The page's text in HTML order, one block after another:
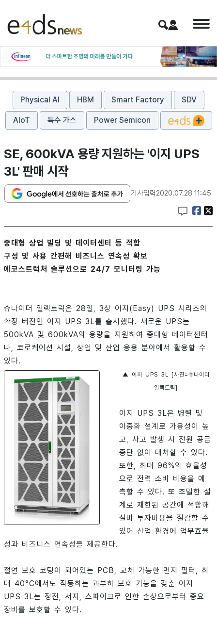
Physical AI HBM Smart Factory SDV
AIoT 특수 가스 Power Semicon
SE, 600kVA 용량 지원하는 '이지 UPS
3L' 판매 시작
기사입력2020.07.28 11:45
중대형 상업 빌딩 및 데이터센터 등 적합
구성 및 사용 간편해 비즈니스 연속성 확보
에코스트럭처 솔루션으로 24/7 모니터링 가능
슈나이더 일렉트릭은 28일, 3상 이지(Easy) UPS 시리즈의
확장 버전인 이지 UPS 3L를 출시했다. 새로운 UPS는
500kVA 및 600kVA의 용량을 지원하여 중대형 데이터센터
나, 코로케이션 시설, 상업 및 산업 응용 분야에서 활용할 수
있다.
▲ 이지 UPS 3L [사진=슈나이더
일렉트릭]
이지 UPS 3L은 병렬 및
이중화 설계로 가용성이 높
고, 사고 발생 시 전원 공급
중단 없이 대처할 수 있다.
또한, 최대 96%의 효율성
으로 전력 소비 비용을 예
측할 수 있다. 또 조밀한 설
계로 제한된 공간에 적합해
설비 투자비용을 절감할 수
있어 산업 환경에 업무효율
성과 비즈니스 연속성을 제공한다.
절연 보호 코팅이 되어있는 PCB, 교체 가능한 먼지 필터, 최
대 40°C에서도 작동하는 과부하 보호 기능을 갖춘 이지
UPS 3L는 정전, 서지, 스파이크로 인한 손상으로부터 중요
장비를 보호할 수 있다.